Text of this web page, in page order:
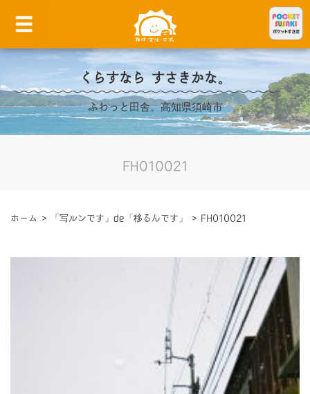
くらすなら すさきかな。
ふわっと田舎。高知県須崎市
FH010021
ホーム > 「写ルンです」de「移るんです」 > FH010021